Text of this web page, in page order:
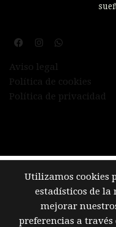
Aviso legal
Política de cookies
Política de privacidad
Utilizamos cookies
estadísticos de la
mejorar
preferencias a